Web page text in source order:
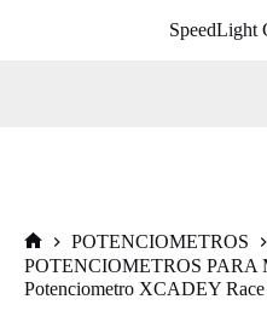
SpeedLight
Inicio
POTENCIOMETROS
POTENCIOMETROS PARA
Potenciometro XCADEY